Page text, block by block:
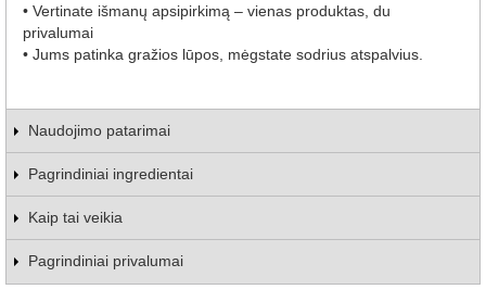
• Vertinate išmanų apsipirkimą – vienas produktas, du
privalumai
• Jums patinka gražios lūpos, mėgstate sodrius atspalvius.
Naudojimo patarimai
Pagrindiniai ingredientai
Kaip tai veikia
Pagrindiniai privalumai